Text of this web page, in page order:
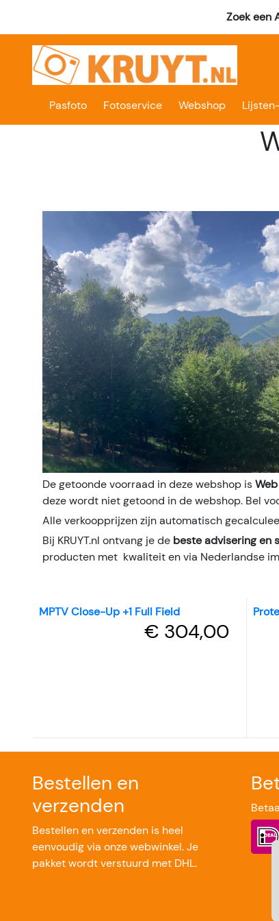
Zoek een
Pasfoto Fotoservice Webshop
De getoonde voorraad in deze webshop is
deze wordt niet getoond in de webshop. Bel
Alle verkoopprijzen zijn automatisch
Bij KRUYT.nl ontvang je de beste advisering en
producten met kwaliteit en via Nederlandse
MPTV Close-Up +1 Full Field
€ 304,00
Bestellen en
verzenden
Bestellen en verzenden is heel
eenvoudig via onze webwinkel. Je
pakket wordt verstuurd met DHL.